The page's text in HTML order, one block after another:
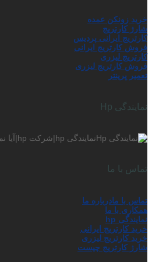
خرید زونکن عمده
شارژ کارتریج
کارتریج ایرانی پردیس
فروش کارتریج ایرانی
کارتریج لیزری
فروش کارتریج لیزری
تعمیر پرینتر
نمایندگی Hp
نمایندگی hp|شرکت hp|آیا نمایندگی hp در ایران وجود دارد؟
تماس با ما
تماس با مادرباره ما
همکاری با ما
نمایندگی hp
خرید کارتریج ایرانی
خرید کارتریج لیزری
شارژ کارتریج چیست